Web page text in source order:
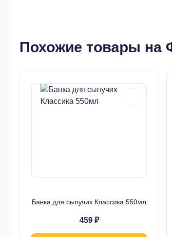
Похожие товары на
Банка для сыпучих Классика 550мл
459 ₽